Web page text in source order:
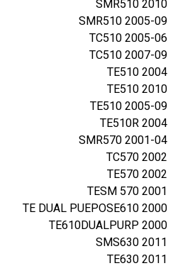
SMR510 2010
SMR510 2005-09
TC510 2005-06
TC510 2007-09
TE510 2004
TE510 2010
TE510 2005-09
TE510R 2004
SMR570 2001-04
TC570 2002
TE570 2002
TESM 570 2001
TE DUAL PUEPOSE610 2000
TE610DUALPURP 2000
SMS630 2011
TE630 2011